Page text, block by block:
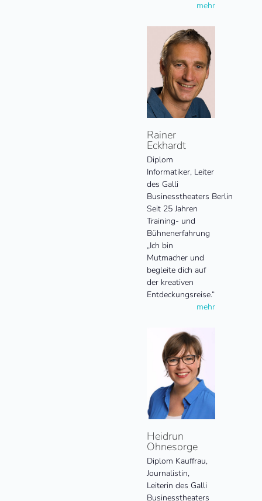
mehr
Rainer
Eckhardt
Diplom
Informatiker, Leiter
des Galli
Businesstheaters Berlin
Seit 25 Jahren
Training- und
Bühnenerfahrung
„Ich bin
Mutmacher und
begleite dich auf
der kreativen
Entdeckungsreise.“
mehr
Heidrun
Ohnesorge
Diplom Kauffrau,
Journalistin,
Leiterin des Galli
Businesstheaters